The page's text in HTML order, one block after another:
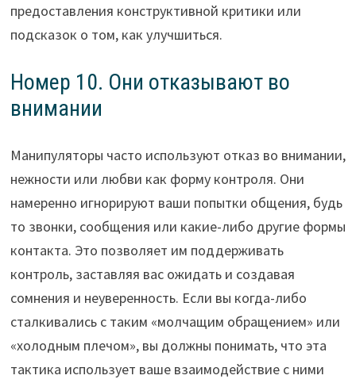
предоставления конструктивной критики или
подсказок о том, как улучшиться.
Номер 10. Они отказывают во
внимании
Манипуляторы часто используют отказ во внимании,
нежности или любви как форму контроля. Они
намеренно игнорируют ваши попытки общения, будь
то звонки, сообщения или какие-либо другие формы
контакта. Это позволяет им поддерживать
контроль, заставляя вас ожидать и создавая
сомнения и неуверенность. Если вы когда-либо
сталкивались с таким «молчащим обращением» или
«холодным плечом», вы должны понимать, что эта
тактика использует ваше взаимодействие с ними